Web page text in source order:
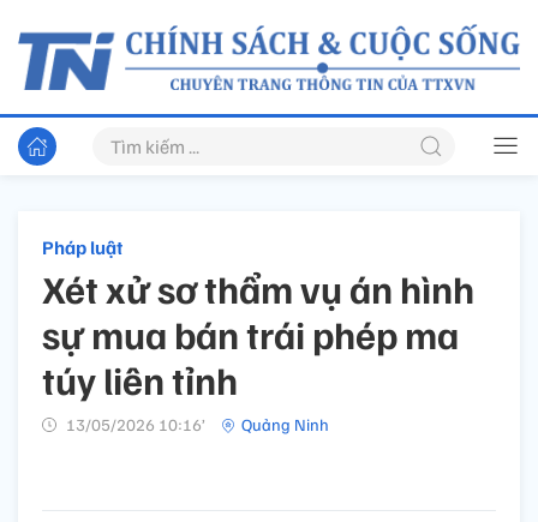
Pháp luật
Xét xử sơ thẩm vụ án hình
sự mua bán trái phép ma
túy liên tỉnh
13/05/2026 10:16’ Quảng Ninh